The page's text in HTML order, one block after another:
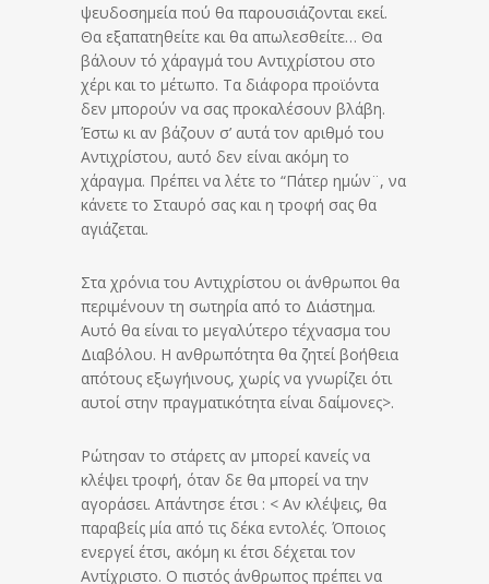
ψευδοσημεία πού θα παρουσιάζονται εκεί.
Θα εξαπατηθείτε και θα απωλεσθείτε… Θα
βάλουν τό χάραγμά του Αντιχρίστου στο
χέρι και το μέτωπο. Τα διάφορα προϊόντα
δεν μπορούν να σας προκαλέσουν βλάβη.
Έστω κι αν βάζουν σ’ αυτά τον αριθμό του
Αντιχρίστου, αυτό δεν είναι ακόμη το
χάραγμα. Πρέπει να λέτε το “Πάτερ ημών¨, να
κάνετε το Σταυρό σας και η τροφή σας θα
αγιάζεται.
Στα χρόνια του Αντιχρίστου οι άνθρωποι θα
περιμένουν τη σωτηρία από το Διάστημα.
Αυτό θα είναι το μεγαλύτερο τέχνασμα του
Διαβόλου. Η ανθρωπότητα θα ζητεί βοήθεια
απότους εξωγήινους, χωρίς να γνωρίζει ότι
αυτοί στην πραγματικότητα είναι δαίμονες>.
Ρώτησαν το στάρετς αν μπορεί κανείς να
κλέψει τροφή, όταν δε θα μπορεί να την
αγοράσει. Απάντησε έτσι : < Αν κλέψεις, θα
παραβείς μία από τις δέκα εντολές. Όποιος
ενεργεί έτσι, ακόμη κι έτσι δέχεται τον
Αντίχριστο. Ο πιστός άνθρωπος πρέπει να